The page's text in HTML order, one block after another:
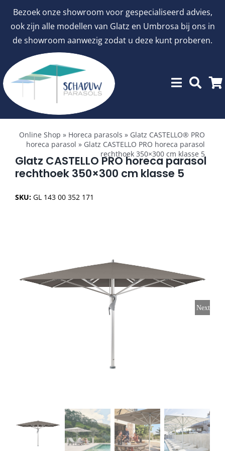
Bezoek onze showroom voor gespecialiseerd advies,
ook zijn alle modellen van Glatz en Umbrosa bij ons in
de showroom aanwezig zodat u deze kunt proberen.
inhoud
Toggle
Navigation
aanbiedingen
Muurparasols
Balkonklemmen
Online Shop » Horeca parasols » Glatz CASTELLO® PRO
horeca parasol » Glatz CASTELLO PRO horeca parasol
rechthoek 350×300 cm klasse 5
Glatz CASTELLO PRO horeca parasol
rechthoek 350×300 cm klasse 5
SKU: GL 143 00 352 171
Next